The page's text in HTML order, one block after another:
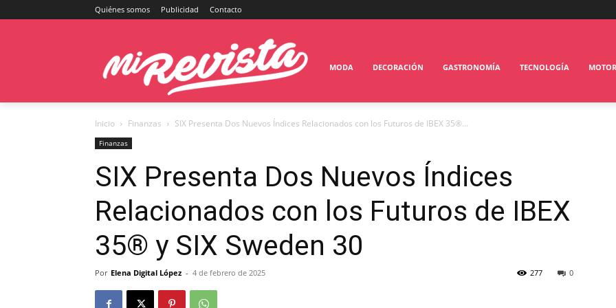
Quiénes somos Publicidad Contacto
MODA DECORACIÓN GASTRONOMÍA TECNOLOGÍA MOTOR
Inicio Finanzas SIX Presenta Dos Nuevos Índices Relacionados con los Futuros de IBEX 35®...
Finanzas
SIX Presenta Dos Nuevos Índices
Relacionados con los Futuros de IBEX
35® y SIX Sweden 30
Por Elena Digital López - 4 de febrero de 2025 0
277